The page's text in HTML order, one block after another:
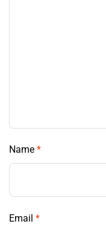
Name *
Email *